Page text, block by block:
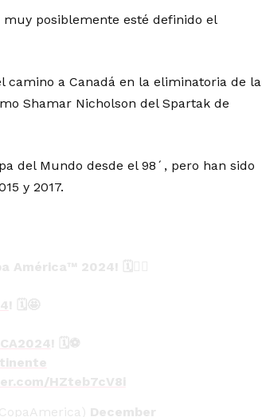
posiblemente esté definido el
a Canadá en la eliminatoria de la
Shamar Nicholson del Spartak de
del Mundo desde el 98´, pero han sido
y 2017.
América™️ 2024! 🗓️✍🏼
! 🗓️🤩
! 🗓️⚽
HZteb7cV8i
December